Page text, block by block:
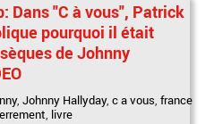
Dans "C à vous", Patrick
pourquoi il était
de Johnny
,Johnny Hallyday,c a vous,france
, livre